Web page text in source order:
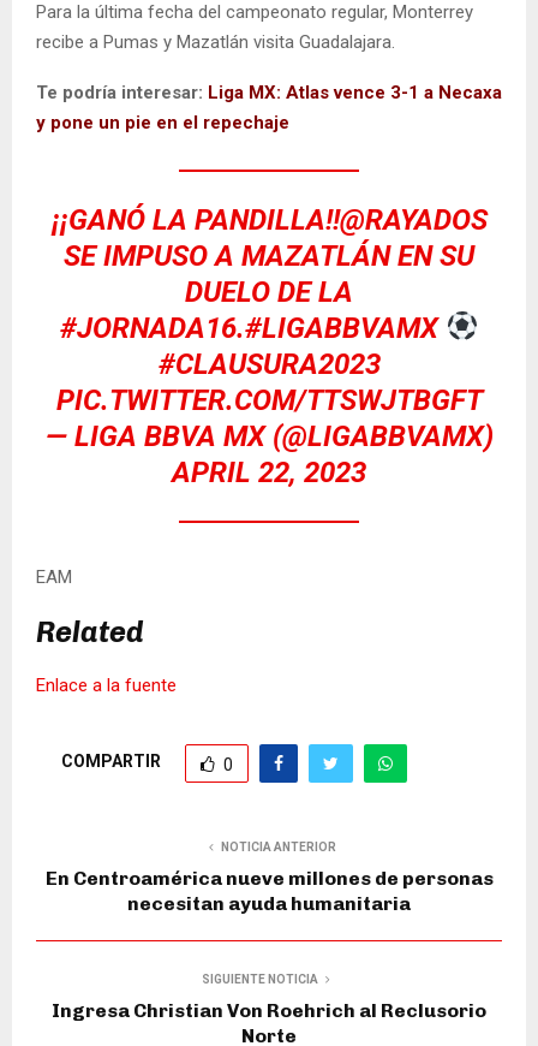
Para la última fecha del campeonato regular, Monterrey
recibe a Pumas y Mazatlán visita Guadalajara.
Te podría interesar: Liga MX: Atlas vence 3-1 a Necaxa
y pone un pie en el repechaje
¡¡GANÓ LA PANDILLA!!@RAYADOS
SE IMPUSO A MAZATLÁN EN SU
DUELO DE LA
#JORNADA16.#LIGABBVAMX
#CLAUSURA2023
PIC.TWITTER.COM/TTSWJTBGFT
— LIGA BBVA MX (@LIGABBVAMX)
APRIL 22, 2023
EAM
Related
Enlace a la fuente
COMPARTIR 0
NOTICIA ANTERIOR
En Centroamérica nueve millones de personas
necesitan ayuda humanitaria
SIGUIENTE NOTICIA
Ingresa Christian Von Roehrich al Reclusorio
Norte